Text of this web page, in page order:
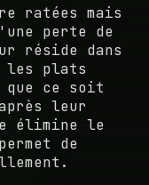
ratées mais
perte de
réside dans
plats
ce soit
leur
élimine le
de